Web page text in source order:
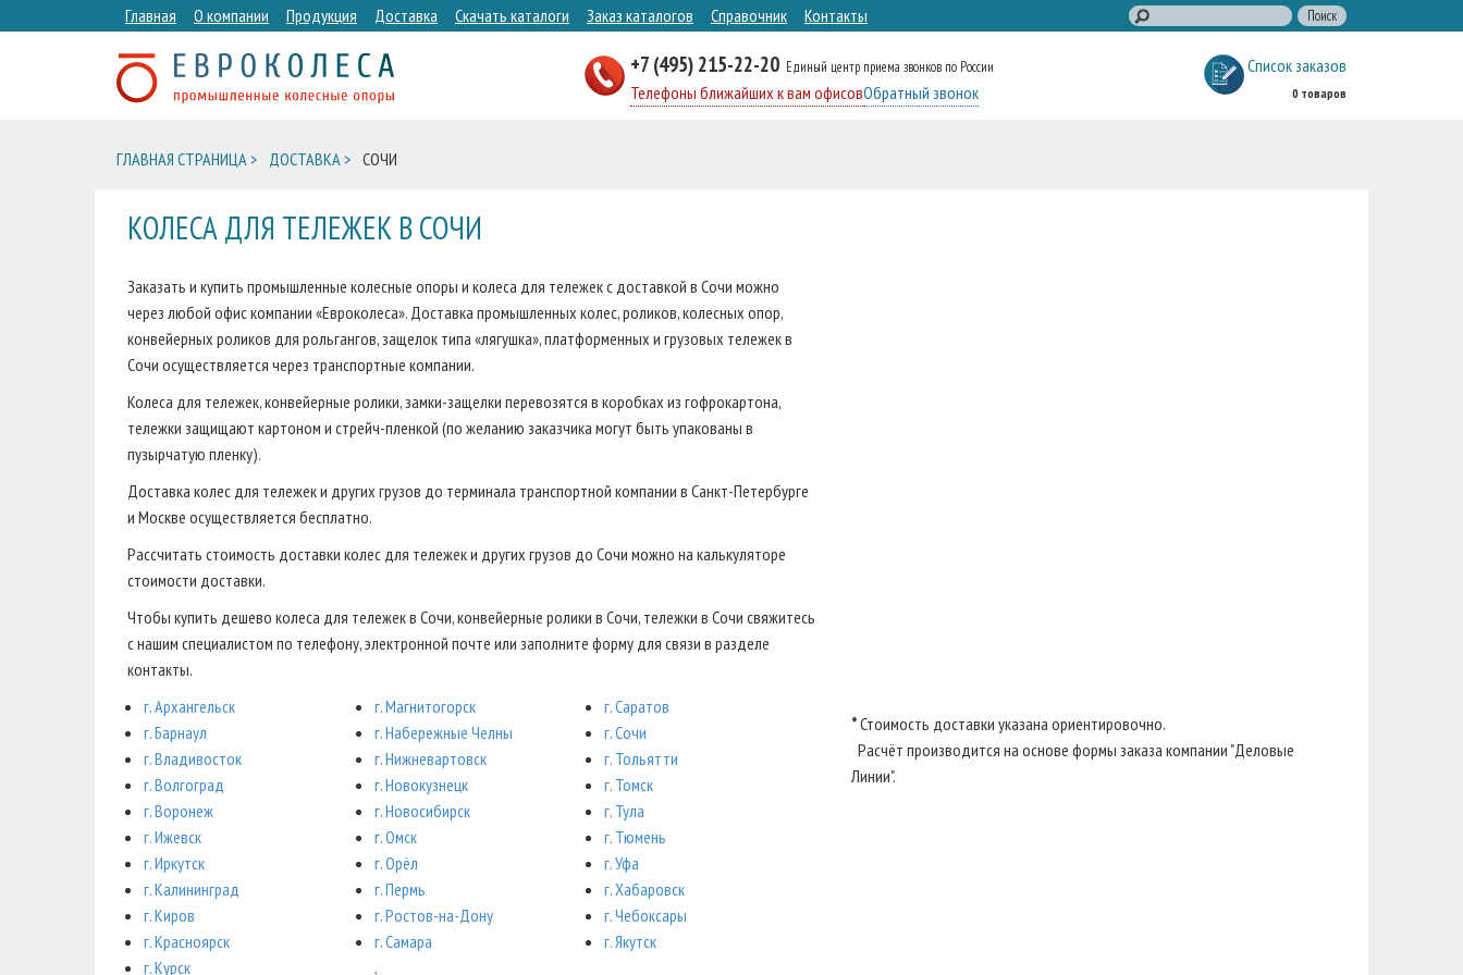
Главная О компании Продукция Доставка Скачать каталоги Заказ каталогов Справочник Контакты
+7 (495) 215-22-20 Единый центр приема звонков по России
Телефоны ближайших к вам офисовОбратный звонок
Список заказов
0 товаров
ГЛАВНАЯ СТРАНИЦА > ДОСТАВКА > СОЧИ
КОЛЕСА ДЛЯ ТЕЛЕЖЕК В СОЧИ
Заказать и купить промышленные колесные опоры и колеса для тележек с доставкой в Сочи можно
через любой офис компании «Евроколеса». Доставка промышленных колес, роликов, колесных опор,
конвейерных роликов для рольгангов, защелок типа «лягушка», платформенных и грузовых тележек в
Сочи осуществляется через транспортные компании.
Колеса для тележек, конвейерные ролики, замки-защелки перевозятся в коробках из гофрокартона,
тележки защищают картоном и стрейч-пленкой (по желанию заказчика могут быть упакованы в
пузырчатую пленку).
Доставка колес для тележек и других грузов до терминала транспортной компании в Санкт-Петербурге
и Москве осуществляется бесплатно.
Рассчитать стоимость доставки колес для тележек и других грузов до Сочи можно на калькуляторе
стоимости доставки.
Чтобы купить дешево колеса для тележек в Сочи, конвейерные ролики в Сочи, тележки в Сочи свяжитесь
с нашим специалистом по телефону, электронной почте или заполните форму для связи в разделе
контакты.
*Стоимость доставки указана ориентировочно.
Расчёт производится на основе формы заказа компании "Деловые
Линии".
г. Архангельск
г. Барнаул
г. Владивосток
г. Волгоград
г. Воронеж
г. Ижевск
г. Иркутск
г. Калининград
г. Киров
г. Красноярск
г. Курск
г. Магнитогорск
г. Набережные Челны
г. Нижневартовск
г. Новокузнецк
г. Новосибирск
г. Омск
г. Орёл
г. Пермь
г. Ростов-на-Дону
г. Самара
.
г. Саратов
г. Сочи
г. Тольятти
г. Томск
г. Тула
г. Тюмень
г. Уфа
г. Хабаровск
г. Чебоксары
г. Якутск